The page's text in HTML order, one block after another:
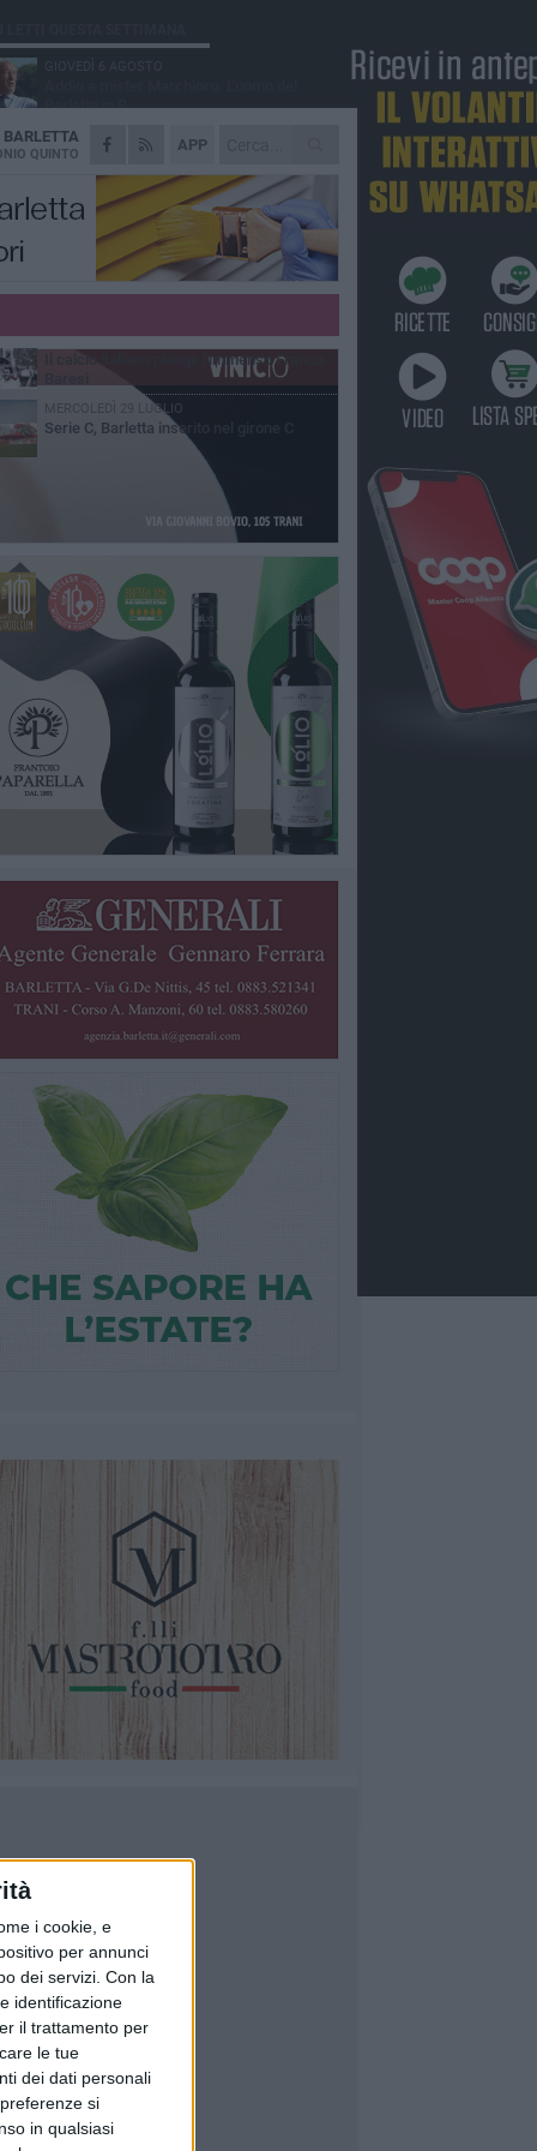
i cookie, e
per annunci
dei servizi. Con la
identificazione
il trattamento per
le tue
dei dati personali
si
in qualsiasi
APP
BARLETTA
QUINTO
Barletta in B
SABATO 1 AGOSTO
Poker di Da Silva, Barletta batte Soccer
Trani 4-1 in amichevole
VENERDÌ 31 LUGLIO
Serie C Sky Wifi: fissate date e orari delle
prime otto giornate di campionato.
VENERDÌ 31 LUGLIO
Barletta 1922: un avvio tostissimo e
VENERDÌ 31 LUGLIO
Il calcio italiano piange l'immenso Franco
MERCOLEDÌ 29 LUGLIO
Serie C, Barletta inserito nel girone C